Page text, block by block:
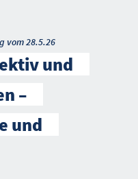
vom 28.5.26
und
–
und